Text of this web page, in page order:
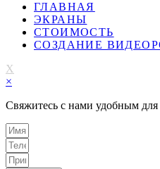
ГЛАВНАЯ
ЭКРАНЫ
СТОИМОСТЬ
СОЗДАНИЕ
X
×
Свяжитесь с нами удобным